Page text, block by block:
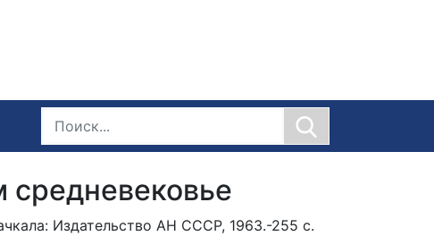
средневековье
Издательство АН СССР, 1963.-255 с.